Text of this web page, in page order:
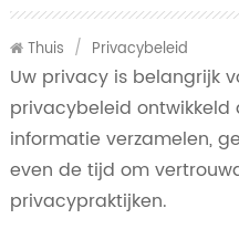
Thuis / Privacybeleid
Uw privacy is belangrijk
privacybeleid
informatie verzamelen,
even de tijd om
privacypraktijken.